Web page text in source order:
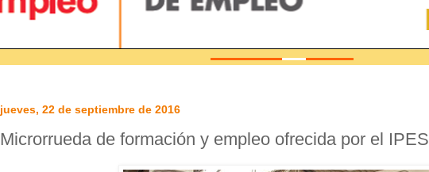
jueves, 22 de septiembre de 2016
Microrrueda de formación y empleo ofrecida por el IPES